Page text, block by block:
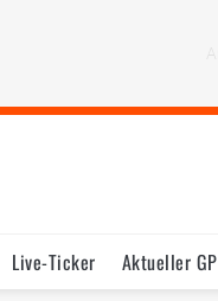
Live-Ticker Aktueller GP